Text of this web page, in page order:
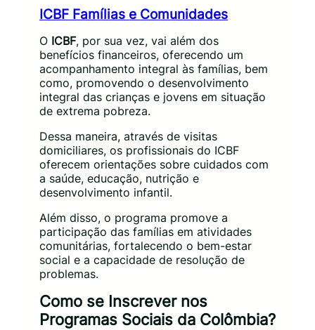
ICBF Famílias e Comunidades
O ICBF, por sua vez, vai além dos
benefícios financeiros, oferecendo um
acompanhamento integral às famílias, bem
como, promovendo o desenvolvimento
integral das crianças e jovens em situação
de extrema pobreza.
Dessa maneira, através de visitas
domiciliares, os profissionais do ICBF
oferecem orientações sobre cuidados com
a saúde, educação, nutrição e
desenvolvimento infantil.
Além disso, o programa promove a
participação das famílias em atividades
comunitárias, fortalecendo o bem-estar
social e a capacidade de resolução de
problemas.
Como se Inscrever nos
Programas Sociais da Colômbia?